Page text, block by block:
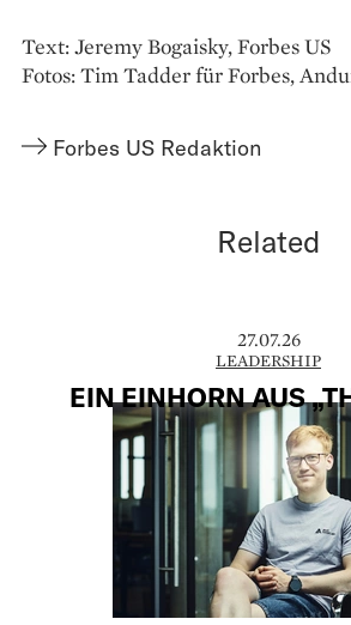
Text: Jeremy Bogaisky, Forbes US
Fotos: Tim Tadder für Forbes,
Forbes US Redaktion
Related
27.07.26
LEADERSHIP
EIN EINHORN AUS